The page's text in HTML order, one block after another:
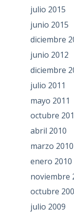
julio 2015
junio 2015
diciembre
junio 2012
diciembre
julio 2011
mayo 2011
octubre
abril 2010
marzo 2010
enero 2010
noviembre
octubre
julio 2009